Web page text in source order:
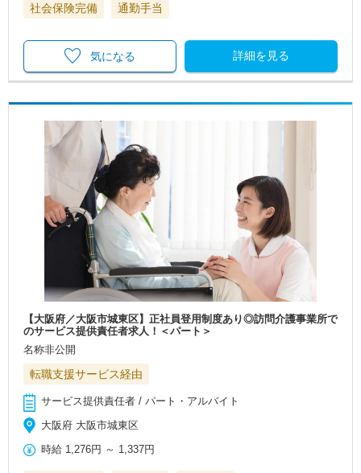
社会保険完備 通勤手当
詳細を見る
気になる
【大阪府／大阪市城東区】正社員登用制度あり◎訪問介護事業所で
のサービス提供責任者求人！＜パート＞
名称非公開
転職支援サービス経由
サービス提供責任者 / パート・アルバイト
大阪府 大阪市城東区
時給 1,276円 ～ 1,337円